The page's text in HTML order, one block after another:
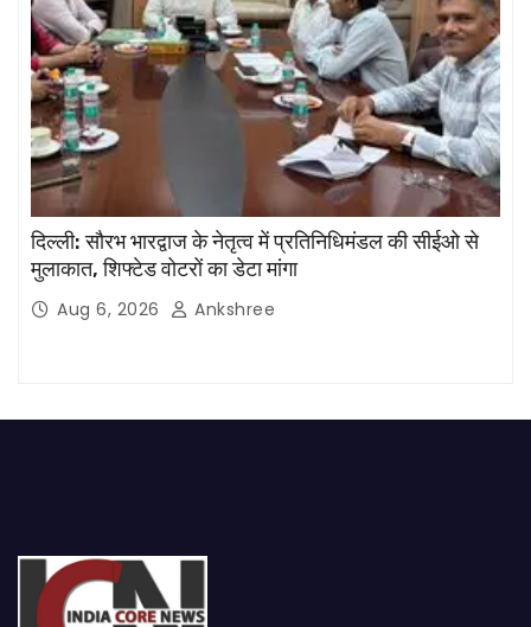
दिल्ली: सौरभ भारद्वाज के नेतृत्व में प्रतिनिधिमंडल की सीईओ से
मुलाकात, शिफ्टेड वोटरों का डेटा मांगा
Aug 6, 2026 Ankshree